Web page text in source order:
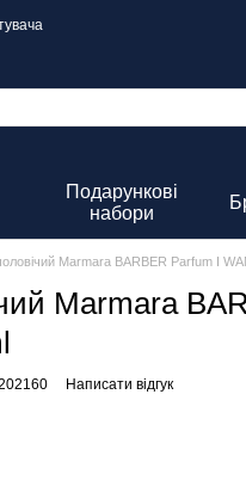
Подарункові
набори
Marmara BARBER Parfum I
Marmara
Написати відгук